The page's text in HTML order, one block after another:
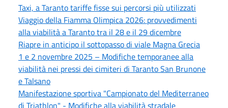
Taxi, a Taranto tariffe fisse sui percorsi più utilizzati
Viaggio della Fiamma Olimpica 2026: provvedimenti
alla viabilità a Taranto tra il 28 e il 29 dicembre
Riapre in anticipo il sottopasso di viale Magna Grecia
1 e 2 novembre 2025 – Modifiche temporanee alla
viabilità nei pressi dei cimiteri di Taranto San Brunone
e Talsano
Manifestazione sportiva "Campionato del Mediterraneo
di Triathlon" - Modifiche alla viabilità stradale